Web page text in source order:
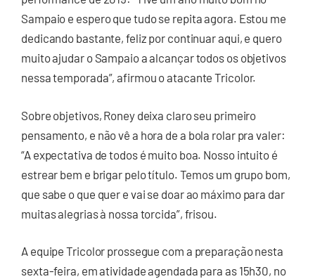
Sampaio e espero que tudo se repita agora. Estou me
dedicando bastante, feliz por continuar aqui, e quero
muito ajudar o Sampaio a alcançar todos os objetivos
nessa temporada”, afirmou o atacante Tricolor.
Sobre objetivos, Roney deixa claro seu primeiro
pensamento, e não vê a hora de a bola rolar pra valer:
“A expectativa de todos é muito boa. Nosso intuito é
estrear bem e brigar pelo título. Temos um grupo bom,
que sabe o que quer e vai se doar ao máximo para dar
muitas alegrias à nossa torcida”, frisou.
A equipe Tricolor prossegue com a preparação nesta
sexta-feira, em atividade agendada para as 15h30, no